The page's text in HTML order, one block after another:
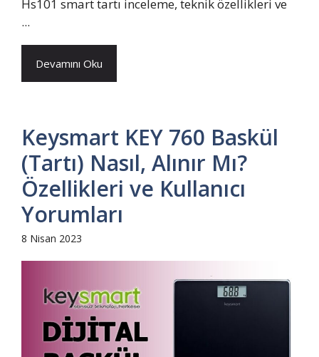
Hs101 smart tartı inceleme, teknik özellikleri ve
...
Devamını Oku
Keysmart KEY 760 Baskül
(Tartı) Nasıl, Alınır Mı?
Özellikleri ve Kullanıcı
Yorumları
8 Nisan 2023